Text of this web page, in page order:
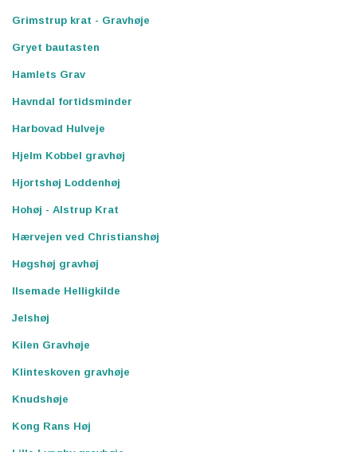
Grimstrup krat - Gravhøje
Gryet bautasten
Hamlets Grav
Havndal fortidsminder
Harbovad Hulveje
Hjelm Kobbel gravhøj
Hjortshøj Loddenhøj
Hohøj - Alstrup Krat
Hærvejen ved Christianshøj
Høgshøj gravhøj
Ilsemade Helligkilde
Jelshøj
Kilen Gravhøje
Klinteskoven gravhøje
Knudshøje
Kong Rans Høj